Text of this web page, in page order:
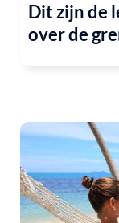
Dit zijn de
over de